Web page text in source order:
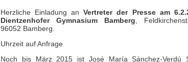
Herzliche Einladung anVertreter der Presse am
Dientzenhofer Gymnasium Bamberg ,
96052 Bamberg.
Uhrzeit auf Anfrage
Noch bis März 2015 ist José María Sánchez-Verdú